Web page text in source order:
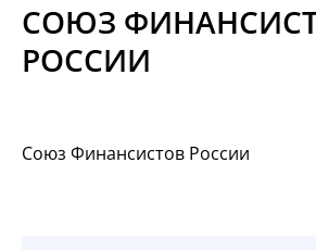
Материалы
СОЮЗ
РОССИИ
Союз Финансистов России